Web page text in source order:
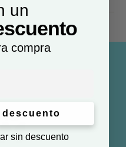
un
compra
sin descuento